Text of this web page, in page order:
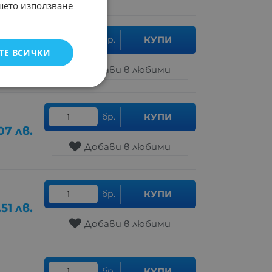
лв.
бр. КУПИ
Добави в любими
лв.
бр. КУПИ
Добави в любими
лв.
бр. КУПИ
Добави в любими
използване
ВСИЧКИ